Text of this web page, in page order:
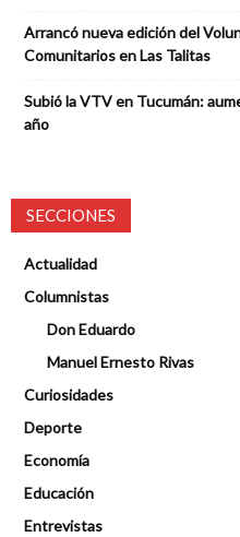
Arrancó nueva edición del
Comunitarios en Las Talitas
Subió la VTV en Tucumán:
año
SECCIONES
Actualidad
Columnistas
Don Eduardo
Manuel Ernesto Rivas
Curiosidades
Deporte
Economía
Educación
Entrevistas